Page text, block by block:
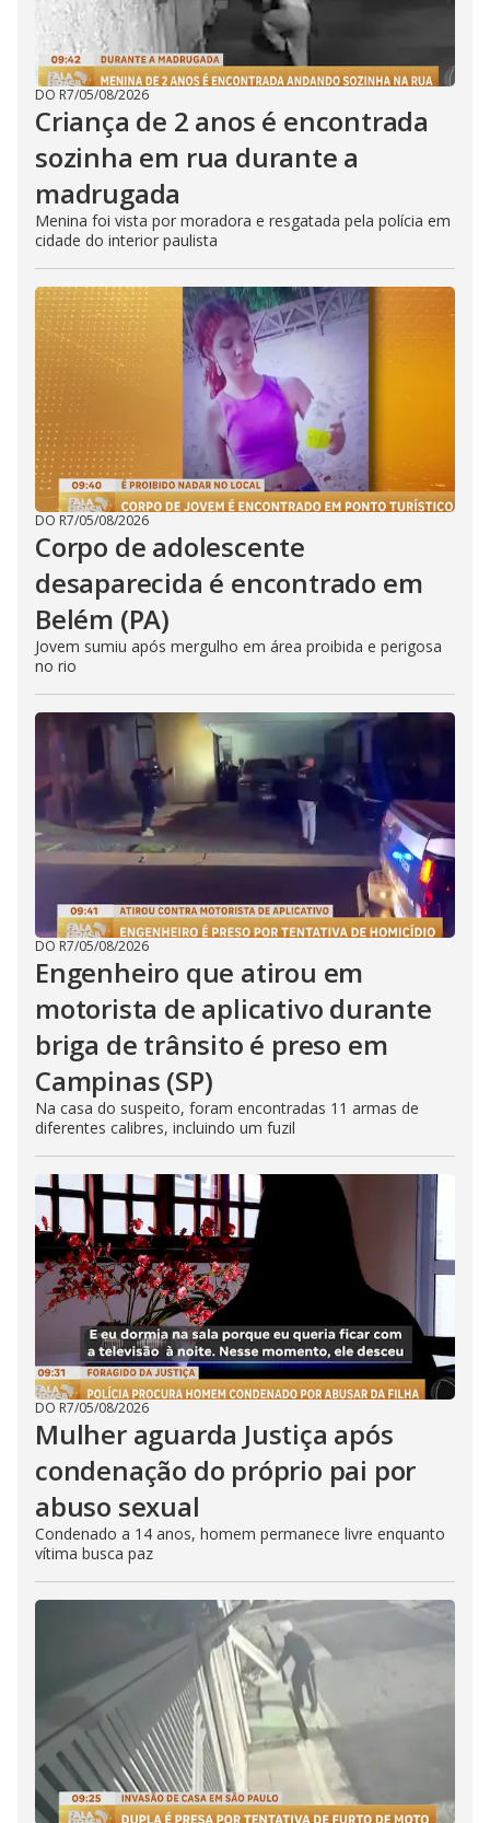
DO R7/05/08/2026
Criança de 2 anos é encontrada
sozinha em rua durante a
madrugada
Menina foi vista por moradora e resgatada pela polícia em
cidade do interior paulista
DO R7/05/08/2026
Corpo de adolescente
desaparecida é encontrado em
Belém (PA)
Jovem sumiu após mergulho em área proibida e perigosa
no rio
DO R7/05/08/2026
Engenheiro que atirou em
motorista de aplicativo durante
briga de trânsito é preso em
Campinas (SP)
Na casa do suspeito, foram encontradas 11 armas de
diferentes calibres, incluindo um fuzil
DO R7/05/08/2026
Mulher aguarda Justiça após
condenação do próprio pai por
abuso sexual
Condenado a 14 anos, homem permanece livre enquanto
vítima busca paz